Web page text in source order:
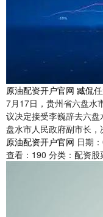
原油配资开户官网 臧侃
7月17日，贵州省六盘水
议决定接受李巍辞去六
盘水市人民政府副市长
原油配资开户官网 日期
查看： 190 分类： 配资股